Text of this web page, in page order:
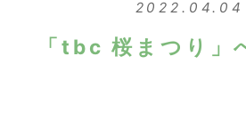
2022.04.04
「tbc 桜まつり」